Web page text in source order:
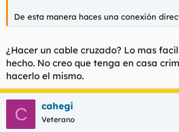
De esta manera haces una conexión
¿Hacer un cable cruzado? Lo mas
hecho. No creo que tenga en casa
hacerlo el mismo.
C cahegi
Veterano